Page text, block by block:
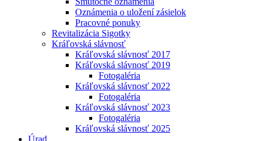
Oznámenia o uložení zásielok
Pracovné ponuky
Revitalizácia Sigotky
Kráľovská slávnosť
Kráľovská slávnosť 2017
Kráľovská slávnosť 2019
Fotogaléria
Kráľovská slávnosť 2022
Fotogaléria
Kráľovská slávnosť 2023
Fotogaléria
Kráľovská slávnosť 2025